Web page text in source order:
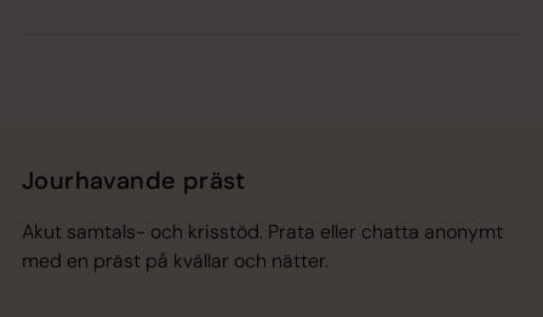
Jourhavande präst
Akut samtals- och krisstöd. Prata eller chatta anonymt
med en präst på kvällar och nätter.